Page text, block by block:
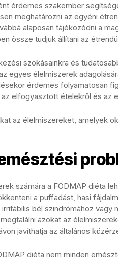
érdemes szakember
meghatározni az egyéni
alaposan tájékozódni a
össze tudjuk állítani az
szokásainkra és
egyes élelmiszerek
érdemes folyamatosan
elfogyasztott ételekről és az
az élelmiszereket, amelyek
számára a FODMAP diéta
a puffadást, hasi
bél szindrómához vagy
azokat az
javíthatja az általános
diéta nem minden